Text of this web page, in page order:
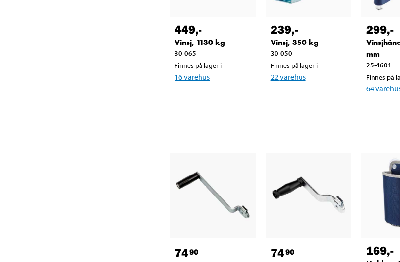
449,-
Vinsj, 1130 kg
30-065
Finnes på lager i
16varehus
239,-
Vinsj, 350 kg
30-050
Finnes på lager i
22 varehus
299,-
mm
25-4601
Finnes på
64
7490 7490 169,-